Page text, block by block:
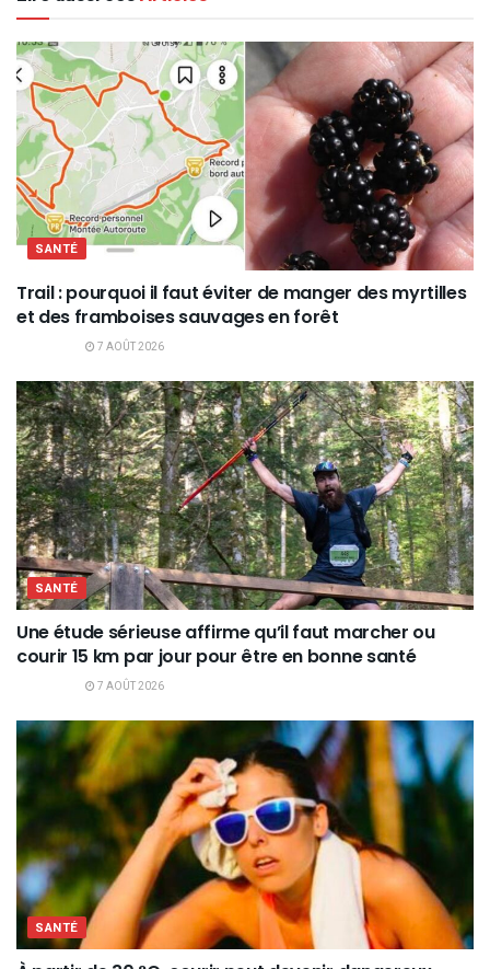
SANTÉ
Trail : pourquoi il faut éviter de manger des myrtilles
et des framboises sauvages en forêt
7 AOÛT 2026
SANTÉ
Une étude sérieuse affirme qu’il faut marcher ou
courir 15 km par jour pour être en bonne santé
7 AOÛT 2026
SANTÉ